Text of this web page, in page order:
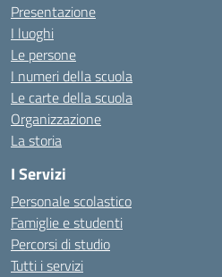
Presentazione
I luoghi
Le persone
I numeri della scuola
Le carte della scuola
Organizzazione
La storia
I Servizi
Personale scolastico
Famiglie e studenti
Percorsi di studio
Tutti i servizi